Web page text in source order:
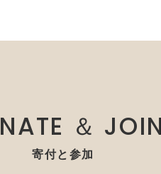
＆ JOIN
寄付と参加